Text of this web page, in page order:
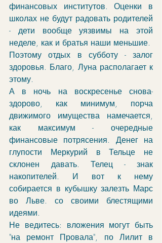
финансовых институтов. Оценки в
школах не будут радовать родителей
- дети вообще уязвимы на этой
неделе, как и братья наши меньшие.
Поэтому отдых в субботу - залог
здоровья. Благо, Луна располагает к
этому.
А в ночь на воскресенье снова-
здорово, как минимум, порча
движимого имущества намечается,
как максимум - очередные
финансовые потрясения. Денег на
глупости Меркурий в Тельце не
склонен давать. Телец - знак
накопителей. И вот к нему
собирается в кубышку залезть Марс
во Льве. со своими блестящими
идеями.
Не ведитесь: вложения могут быть
"на ремонт Провала", по Лилит в